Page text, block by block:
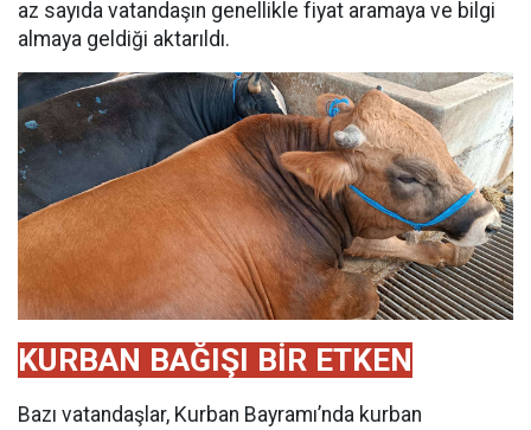
az sayıda vatandaşın genellikle fiyat aramaya ve bilgi
almaya geldiği aktarıldı.
KURBAN BAĞIŞI BİR ETKEN
Bazı vatandaşlar, Kurban Bayramı’nda kurban